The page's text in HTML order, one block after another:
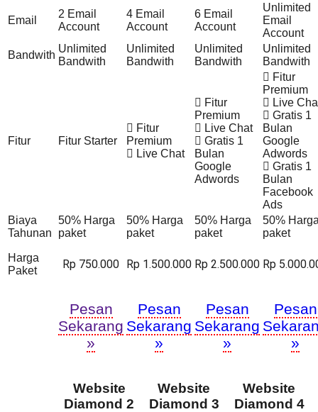
Email
2 Email
Account
4 Email
Account
6 Email
Account
Unlimited
Email
Account
Bandwith
Unlimited
Bandwith
Unlimited
Bandwith
Unlimited
Bandwith
Unlimited
Bandwith
Fitur Fitur Starter
Fitur
Premium
Live Chat
Fitur
Premium
Live Chat
Gratis 1
Bulan
Google
Adwords
Fitur
Premium
Live
Gratis 1
Bulan
Google
Adwords
Gratis 1
Bulan
Facebook
Ads
Biaya
Tahunan
50% Harga
paket
50% Harga
paket
50% Harga
paket
50%
paket
Harga
Paket
Rp 750.000 Rp 1.500.000 Rp 2.500.000 Rp
Pesan
Sekarang
»
Pesan
Sekarang
»
Pesan
Sekarang
»
Pesan
»
Website
Diamond 2
Website
Diamond 3
Website
Diamond 4